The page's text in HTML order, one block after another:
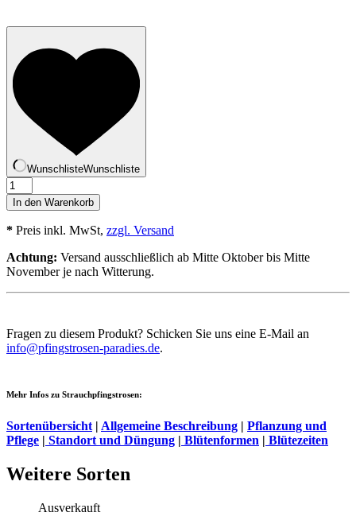
WunschlisteWunschliste
Jintan
Menge
In den Warenkorb
* Preis inkl. MwSt, zzgl. Versand
Achtung: Versand ausschließlich ab Mitte Oktober bis Mitte
November je nach Witterung.
Fragen zu diesem Produkt? Schicken Sie uns eine E-Mail an
info@pfingstrosen-paradies.de.
Mehr Infos zu Strauchpfingstrosen:
Sortenübersicht | Allgemeine Beschreibung | Pflanzung und
Pflege | Standort und Düngung | Blütenformen | Blütezeiten
Weitere Sorten
Ausverkauft